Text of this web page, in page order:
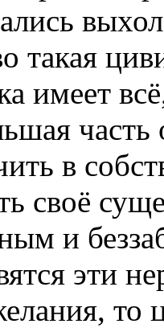
такая
имеет
часть
в
своё
и
эти
то